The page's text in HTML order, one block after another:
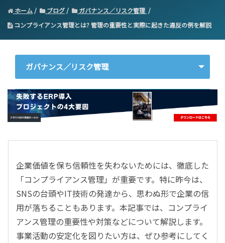
ホーム ブログ
ガバナンス／リスク管理
コンプライアンス管理とは? 管理の重要性と実際に起きた違反の例を解説
ガバナンス／リスク管理
ERP
会計
CRM／営業支援／Eコマース
DX（2025年の崖）／クラウドコンピューティング
データ分析／BI
ガバナンス／リスク管理
BPR／業務改善
企業価値を保ち信頼性を失わないためには、徹底した
「コンプライアンス管理」が重要です。特に昨今は、
SNSの台頭やIT技術の発達から、思わぬ形で企業の信
用が落ちることもあります。本記事では、コンプライ
アンス管理の重要性や対策などについて解説します。
事業活動の安定化を図りたい方は、ぜひ参考にしてく